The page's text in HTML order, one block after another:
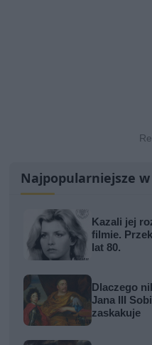
Najpopularniejsze
Kazali jej
filmie.
lat 80.
Dlaczego
Jana III
zaskakuje